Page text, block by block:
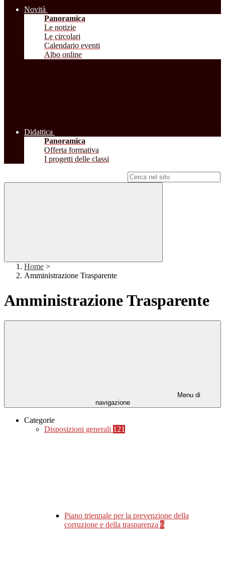
Novità
Panoramica
Le notizie
Le circolari
Calendario eventi
Albo online
Didattica
Panoramica
Offerta formativa
I progetti delle classi
Home >
Amministrazione Trasparente
Amministrazione Trasparente
Menu di
navigazione
Categorie
Disposizioni generali 121
Piano triennale per la prevenzione della
corruzione e della trasparenza 6